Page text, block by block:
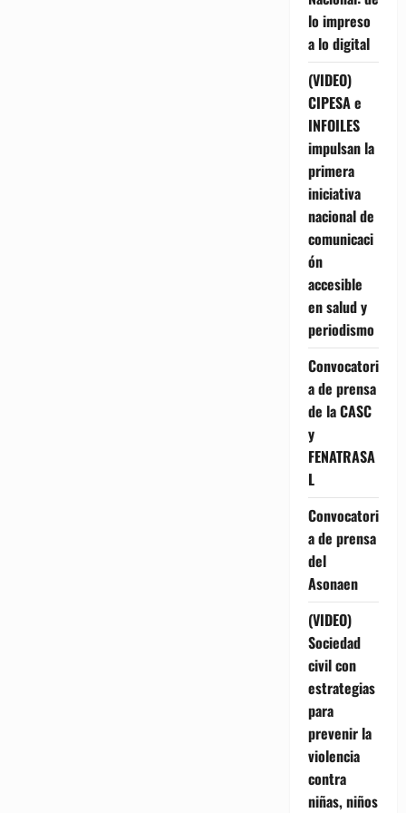
lo impreso
a lo digital
(VIDEO)
CIPESA e
INFOILES
impulsan la
primera
iniciativa
nacional de
comunicaci
ón
accesible
en salud y
periodismo
Convocatori
a de prensa
de la CASC
y
FENATRASA
L
Convocatori
a de prensa
del
Asonaen
(VIDEO)
Sociedad
civil con
estrategias
para
prevenir la
violencia
contra
niñas, niños